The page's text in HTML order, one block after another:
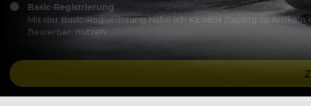
Basic-Registrierung
Mit der Basic-Registrierung habe ich KEINEN Zugang zu
Bewerber, nutzen.